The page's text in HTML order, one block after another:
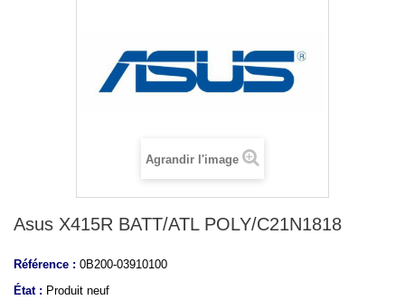
Agrandir l'image
Asus X415R BATT/ATL POLY/C21N1818
Référence : 0B200-03910100
État : Produit neuf